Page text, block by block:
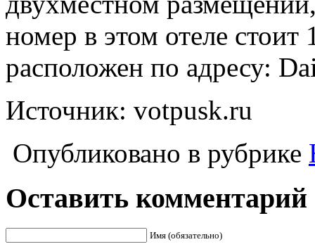
номер в этом отеле
расположен по адресу:
Источник: votpusk.ru
Опубликовано в рубрике
Оставить комментарий
Имя (обязательно)